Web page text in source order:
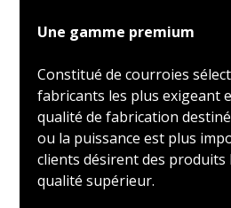
Une gamme premium
Constitué de courroies
fabricants les plus exigeant
qualité de fabrication
ou la puissance est plus
clients désirent des produits
qualité supérieur.